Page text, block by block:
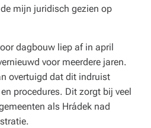
mijn juridisch gezien op
dagbouw liep af in april
voor meerdere jaren.
overtuigd dat dit indruist
procedures. Dit zorgt bij veel
als Hrádek nad